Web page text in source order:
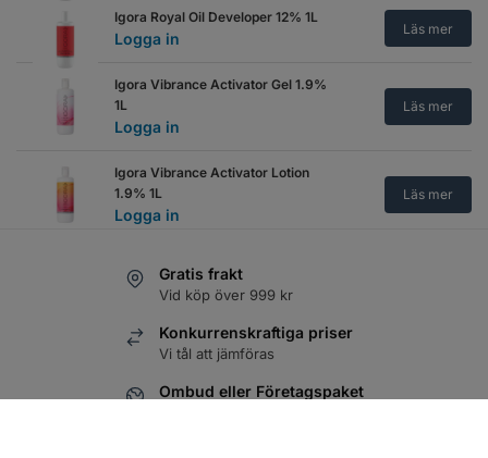
Igora Royal Oil Developer 12% 1L
Logga in
Läs mer
Igora Vibrance Activator Gel 1.9%
1L
Logga in
Läs mer
Igora Vibrance Activator Lotion
1.9% 1L
Logga in
Läs mer
1L
Logga in
Gratis frakt
Vid köp över 999 kr
Konkurrenskraftiga priser
Vi tål att jämföras
Ombud eller Företagspaket